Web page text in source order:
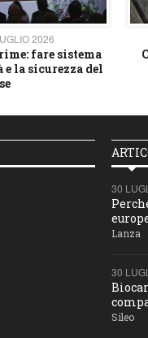
2026
fare sistema
la sicurezza del
30
Lanza
30
Sileo